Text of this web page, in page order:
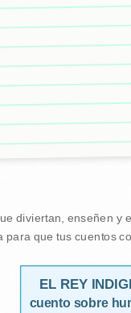
diviertan, enseñen y
que tus cuentos
EL REY
cuento sobre